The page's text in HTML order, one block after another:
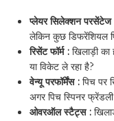
प्लेयर सिलेक्शन परसेंटेज
लेकिन कुछ डिफरेंशियल
रिसेंट फॉर्म : खिलाड़ी का
या विकेट ले रहा है?
वेन्यू परफॉर्मेंस : पिच पर
अगर पिच स्पिनर फ्रेंडली
ओवरऑल स्टैट्स :